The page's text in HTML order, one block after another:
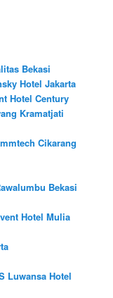
Bekasi
Hotel Jakarta
Hotel Century
Kramatjati
Cikarang
Bekasi
Hotel Mulia
Luwansa Hotel